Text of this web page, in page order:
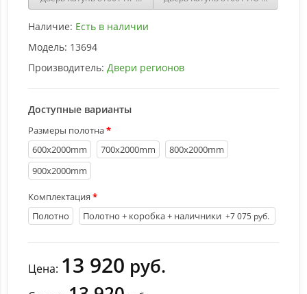
Наличие: Есть в наличии
Модель: 13694
Производитель: Двери регионов
Доступные варианты
Размеры полотна
600х2000mm
700х2000mm
800х2000mm
900х2000mm
Комплектация
Полотно
Полотно + коробка + наличники +7 075 руб.
Цена: 13 920 руб.